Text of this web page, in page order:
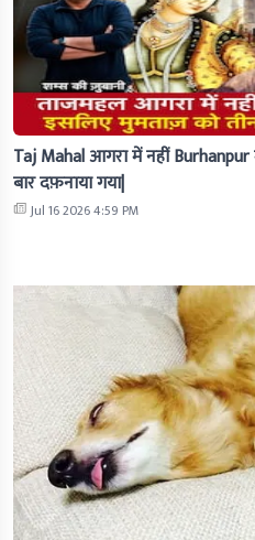
Taj Mahal आगरा में नहीं
बार दफ़नाया गया|
Jul 16 2026 4:59 PM